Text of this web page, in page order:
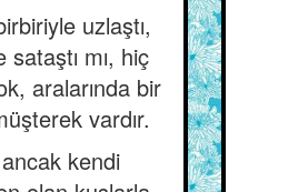
uzlaştı,
sataştı mı, hiç
aralarında bir
vardır.
kendi